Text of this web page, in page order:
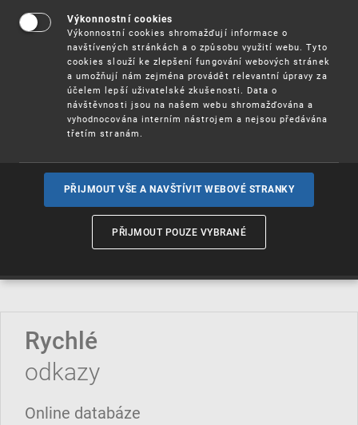
Užitnévzory
Ochrannéznámky
Označení původua zeměpisná
Rychlé
odkazy
Online databáze
Výkonnostní cookies
Výkonnostní cookies shromažďují informace o
navštívených stránkách a o způsobu využití webu. Tyto
cookies slouží ke zlepšení fungování webových stránek
a umožňují nám zejména provádět relevantní úpravy za
účelem lepší uživatelské zkušenosti. Data o
návštěvnosti jsou na našem webu shromažďována a
vyhodnocována interním nástrojem a nejsou předávána
třetím stranám.
PŘIJMOUT VŠE A NAVŠTÍVIT WEBOVÉ STRANKY
PŘIJMOUT POUZE VYBRANÉ